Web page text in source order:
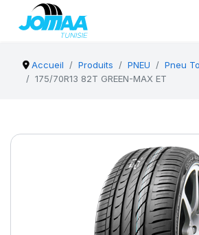
Accueil Produits PNEU
Pneu
175/70R13 82T GREEN-MAX ET